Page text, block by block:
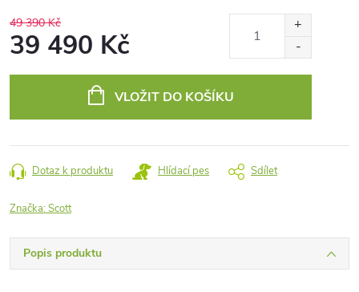
49 390 Kč
39 490 Kč
VLOŽIT DO KOŠÍKU
Dotaz k produktu Hlídací pes Sdílet
Značka:Scott
Popis produktu